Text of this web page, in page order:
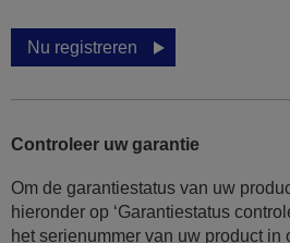
Nu registreren
Controleer uw garantie
Om de garantiestatus van uw
hieronder op ‘Garantiestatus
het serienummer van uw product in